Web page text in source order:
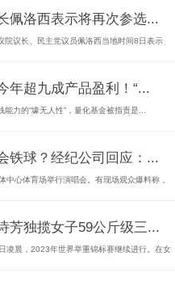
佩洛西表示将再次参选...
院议长、民主党议员佩洛西当地时间8日表示
年超九成产品盈利！“...
力的“壕无人性”，量化基金被指责是...
铁球？经纪公司回应：...
中心体育场举行演唱会。有现场观众爆料称，
芳独揽女子59公斤级三...
凌晨，2023年世界举重锦标赛继续进行。在女